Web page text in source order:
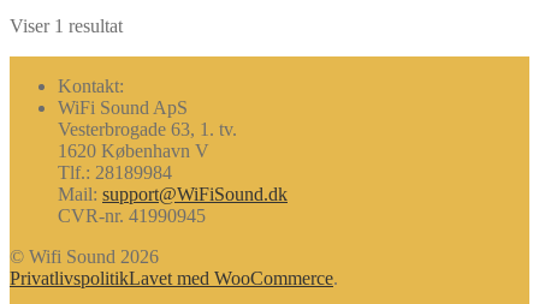
Viser 1 resultat
Kontakt:
WiFi Sound ApS
Vesterbrogade 63, 1. tv.
1620 København V
Tlf.: 28189984
Mail: support@WiFiSound.dk
CVR-nr. 41990945
© Wifi Sound 2026
PrivatlivspolitikLavet med WooCommerce.